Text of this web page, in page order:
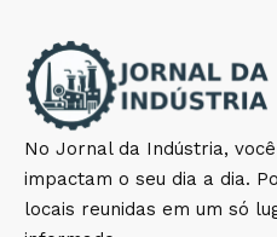
No Jornal da Indústria,
impactam o seu dia a dia.
locais reunidas em um só